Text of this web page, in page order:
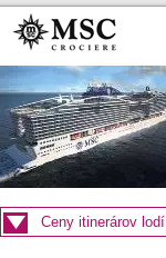
Ceny itinerárov lodí